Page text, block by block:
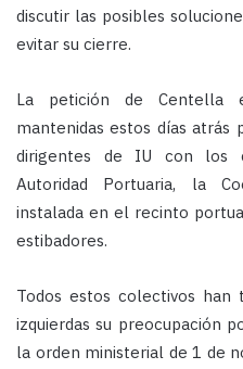
discutir las posibles
evitar su cierre.
La petición de Centella
mantenidas estos días atrás
dirigentes de IU con los
Autoridad Portuaria, la
instalada en el recinto
estibadores.
Todos estos colectivos han
izquierdas su preocupación
la orden ministerial de 1 de